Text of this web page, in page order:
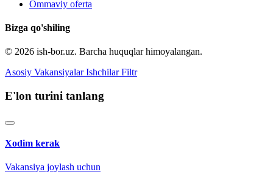
Ommaviy oferta
Bizga qo'shiling
© 2026 ish-bor.uz. Barcha huquqlar himoyalangan.
Asosiy Vakansiyalar Ishchilar Filtr
E'lon turini tanlang
Xodim kerak
Vakansiya joylash uchun